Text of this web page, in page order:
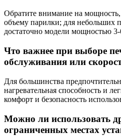
Обратите внимание на мощность,
объему парилки; для небольших
достаточно модели мощностью
Что важнее при выборе
обслуживания или
Для большинства
нагревательная способность и
комфорт и безопасность
Можно ли использовать
ограниченных местах